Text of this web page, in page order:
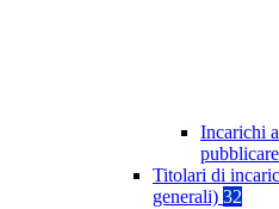
Incarichi
Titolari di
generali) 32